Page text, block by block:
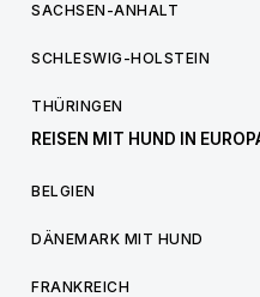
SACHSEN-ANHALT
SCHLESWIG-HOLSTEIN
THÜRINGEN
REISEN MIT HUND IN
BELGIEN
DÄNEMARK MIT HUND
FRANKREICH